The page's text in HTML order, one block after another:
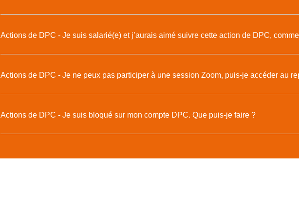
Actions de DPC - Je suis salarié(e) et j’aurais aimé suivre cette action de DPC,
Actions de DPC - Je ne peux pas participer à une session Zoom, puis-je accéder au
Actions de DPC - Je suis bloqué sur mon compte DPC. Que puis-je faire ?